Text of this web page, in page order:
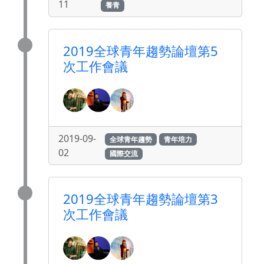
11 養青
2019全球青年趨勢論壇第5
次工作會議
2019-09-
02
全球青年趨勢
青年培力
國際交流
2019全球青年趨勢論壇第3
次工作會議